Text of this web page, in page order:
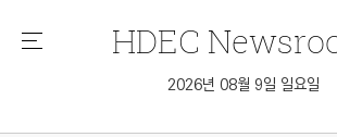
메
HDEC
2026년 08월 9일 일요일